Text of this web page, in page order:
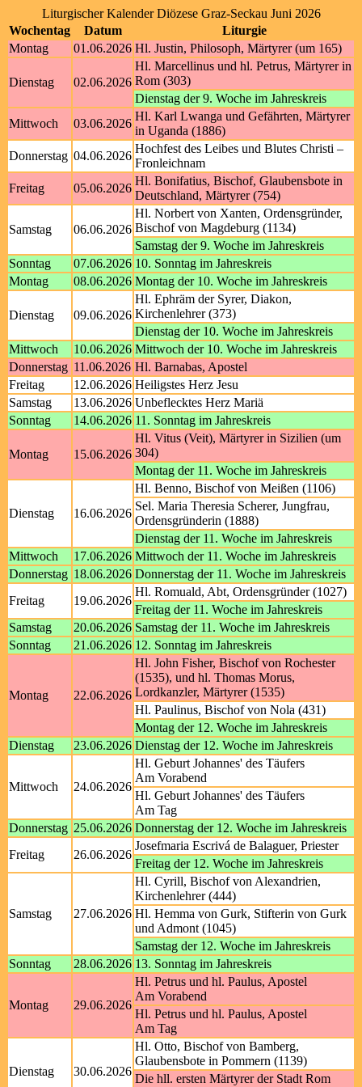
Liturgischer Kalender Diözese Graz-Seckau Juni 2026
Wochentag
Datum
Liturgie
Montag
01.06.2026 Hl. Justin, Philosoph, Märtyrer (um 165)
Dienstag 02.06.2026
Hl. Marcellinus und hl. Petrus, Märtyrer in
Rom (303)
Dienstag der 9. Woche im Jahreskreis
Mittwoch
03.06.2026
Hl. Karl Lwanga und Gefährten, Märtyrer
in Uganda (1886)
Donnerstag 04.06.2026
Hochfest des Leibes und Blutes Christi –
Fronleichnam
Freitag
05.06.2026
Hl. Bonifatius, Bischof, Glaubensbote in
Deutschland, Märtyrer (754)
Samstag 06.06.2026
Hl. Norbert von Xanten, Ordensgründer,
Bischof von Magdeburg (1134)
Samstag der 9. Woche im Jahreskreis
Sonntag
07.06.2026 10. Sonntag im Jahreskreis
Montag
08.06.2026 Montag der 10. Woche im Jahreskreis
Dienstag 09.06.2026
Hl. Ephräm der Syrer, Diakon,
Kirchenlehrer (373)
Dienstag der 10. Woche im Jahreskreis
Mittwoch
10.06.2026 Mittwoch der 10. Woche im Jahreskreis
Donnerstag 11.06.2026 Hl. Barnabas, Apostel
Freitag
12.06.2026 Heiligstes Herz Jesu
Samstag
13.06.2026 Unbeflecktes Herz Mariä
Sonntag
14.06.2026 11. Sonntag im Jahreskreis
Montag 15.06.2026
Hl. Vitus (Veit), Märtyrer in Sizilien (um
304)
Montag der 11. Woche im Jahreskreis
Dienstag 16.06.2026
Hl. Benno, Bischof von Meißen (1106)
Sel. Maria Theresia Scherer, Jungfrau,
Ordensgründerin (1888)
Dienstag der 11. Woche im Jahreskreis
Mittwoch
17.06.2026 Mittwoch der 11. Woche im Jahreskreis
Donnerstag 18.06.2026 Donnerstag der 11. Woche im Jahreskreis
Freitag
19.06.2026
Hl. Romuald, Abt, Ordensgründer (1027)
Freitag der 11. Woche im Jahreskreis
Samstag
20.06.2026 Samstag der 11. Woche im Jahreskreis
Sonntag
21.06.2026 12. Sonntag im Jahreskreis
Montag 22.06.2026
Hl. John Fisher, Bischof von Rochester
(1535), und hl. Thomas Morus,
Lordkanzler, Märtyrer (1535)
Hl. Paulinus, Bischof von Nola (431)
Montag der 12. Woche im Jahreskreis
Dienstag
23.06.2026 Dienstag der 12. Woche im Jahreskreis
Mittwoch 24.06.2026
Hl. Geburt Johannes' des Täufers
Am Vorabend
Hl. Geburt Johannes' des Täufers
Am Tag
Donnerstag 25.06.2026 Donnerstag der 12. Woche im Jahreskreis
Freitag
26.06.2026
Josefmaria Escrivá de Balaguer, Priester
Freitag der 12. Woche im Jahreskreis
Samstag 27.06.2026
Hl. Cyrill, Bischof von Alexandrien,
Kirchenlehrer (444)
Hl. Hemma von Gurk, Stifterin von Gurk
und Admont (1045)
Samstag der 12. Woche im Jahreskreis
Sonntag
28.06.2026 13. Sonntag im Jahreskreis
Montag 29.06.2026
Hl. Petrus und hl. Paulus, Apostel
Am Vorabend
Hl. Petrus und hl. Paulus, Apostel
Am Tag
Dienstag 30.06.2026
Hl. Otto, Bischof von Bamberg,
Glaubensbote in Pommern (1139)
Die hll. ersten Märtyrer der Stadt Rom